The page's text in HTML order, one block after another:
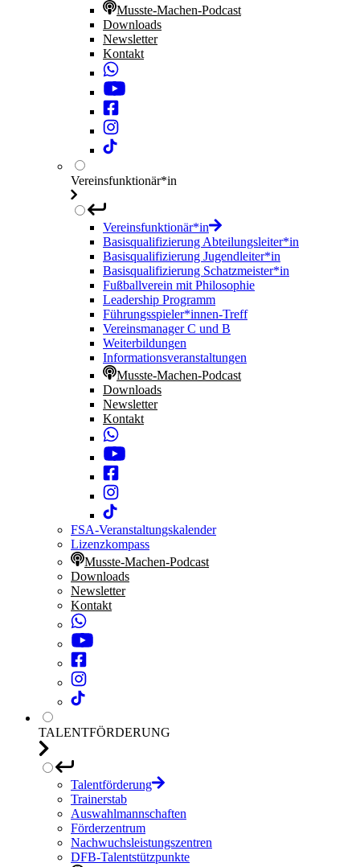
Musste-Machen-Podcast
Downloads
Newsletter
Kontakt
Vereinsfunktionär*in
Vereinsfunktionär*in
Basisqualifizierung Abteilungsleiter*in
Basisqualifizierung Jugendleiter*in
Basisqualifizierung Schatzmeister*in
Fußballverein mit Philosophie
Leadership Programm
Führungsspieler*innen-Treff
Vereinsmanager C und B
Weiterbildungen
Informationsveranstaltungen
Musste-Machen-Podcast
Downloads
Newsletter
Kontakt
FSA-Veranstaltungskalender
Lizenzkompass
Musste-Machen-Podcast
Downloads
Newsletter
Kontakt
TALENTFÖRDERUNG
Talentförderung
Trainerstab
Auswahlmannschaften
Förderzentrum
Nachwuchsleistungszentren
DFB-Talentstützpunkte